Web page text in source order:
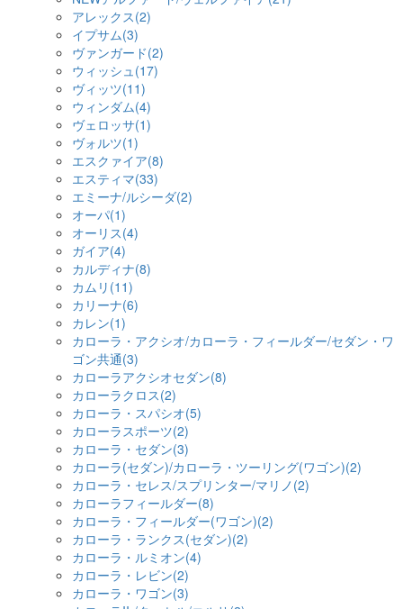
アレックス(2)
イプサム(3)
ヴァンガード(2)
ウィッシュ(17)
ヴィッツ(11)
ウィンダム(4)
ヴェロッサ(1)
ヴォルツ(1)
エスクァイア(8)
エスティマ(33)
エミーナ/ルシーダ(2)
オーパ(1)
オーリス(4)
ガイア(4)
カルディナ(8)
カムリ(11)
カリーナ(6)
カレン(1)
カローラ・アクシオ/カローラ・フィールダー/セダン・ワ
ゴン共通(3)
カローラアクシオセダン(8)
カローラクロス(2)
カローラ・スパシオ(5)
カローラスポーツ(2)
カローラ・セダン(3)
カローラ(セダン)/カローラ・ツーリング(ワゴン)(2)
カローラ・セレス/スプリンター/マリノ(2)
カローラフィールダー(8)
カローラ・フィールダー(ワゴン)(2)
カローラ・ランクス(セダン)(2)
カローラ・ルミオン(4)
カローラ・レビン(2)
カローラ・ワゴン(3)